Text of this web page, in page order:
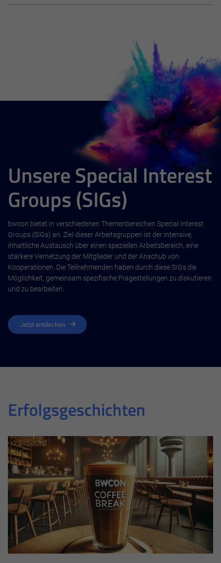
Unsere Special Interest
Groups (SIGs)
bwcon bietet in verschiedenen Themenbereichen Special Interest
Groups (SIGs) an. Ziel dieser Arbeitsgruppen ist der intensive,
inhaltliche Austausch über einen speziellen Arbeitsbereich, eine
stärkere Vernetzung der Mitglieder und der Anschub von
Kooperationen. Die Teilnehmenden haben durch diese SIGs die
Möglichkeit, gemeinsam spezifische Fragestellungen zu diskutieren
und zu bearbeiten.
Jetzt entdecken
Erfolgsgeschichten